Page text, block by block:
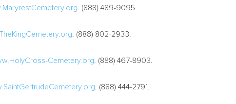
. (888) 489-9095.
. (888) 802-2933.
Cemetery.org . (888) 467-8903.
. (888) 444-2791.